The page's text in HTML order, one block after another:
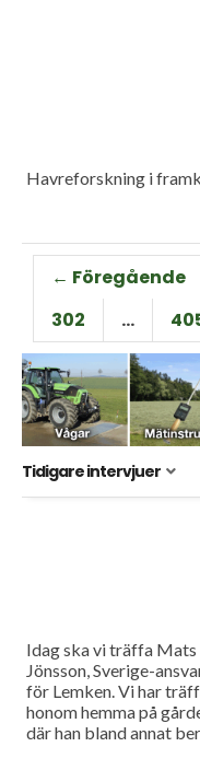
Havreforskning i
← Föregående
302
…
Tidigare intervjuer
Idag ska vi träffa Mats
Jönsson, Sverige-
för Lemken. Vi har
honom hemma på
där han bland annat